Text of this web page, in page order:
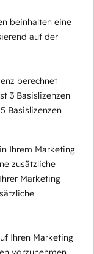
beinhalten eine
auf der
berechnet
3 Basislizenzen
Basislizenzen
Ihrem Marketing
zusätzliche
Marketing
Ihren Marketing